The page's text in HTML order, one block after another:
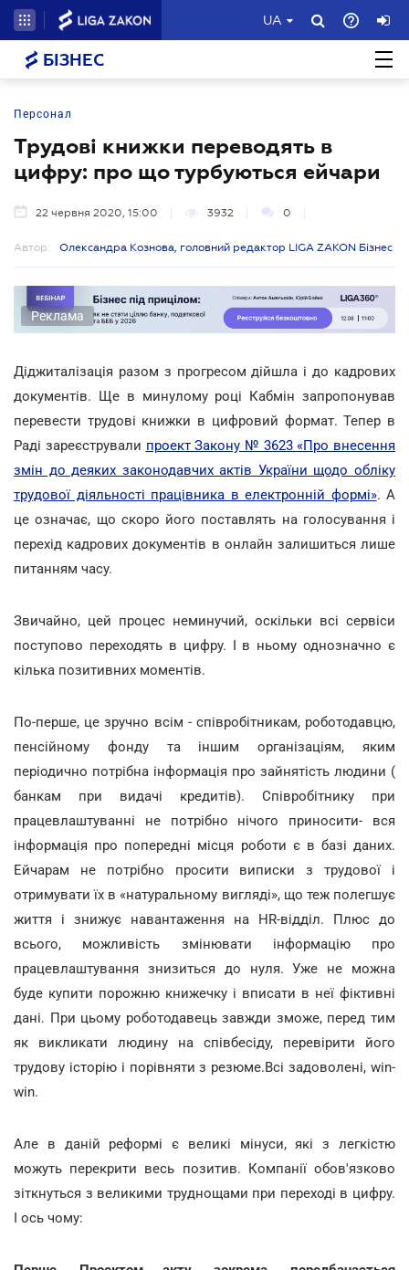
UA
БІЗНЕС
Персонал
Трудові книжки переводять в
цифру: про що турбуються ейчари
22 червня 2020, 15:00 3932 0
Автор: Олександра Кознова, головний редактор LIGA ZAKON Бізнес
Реклама
Діджиталізація разом з прогресом дійшла і до кадрових
документів. Ще в минулому році Кабмін запропонував
перевести трудові книжки в цифровий формат. Тепер в
Раді зареєстрували проект Закону № 3623 «Про внесення
змін до деяких законодавчих актів України щодо обліку
трудової діяльності працівника в електронній формі». А
це означає, що скоро його поставлять на голосування і
перехід кадрових документів в онлайн залишиться лише
питанням часу.
Звичайно, цей процес неминучий, оскільки всі сервіси
поступово переходять в цифру. І в ньому однозначно є
кілька позитивних моментів.
По-перше, це зручно всім - співробітникам, роботодавцю,
пенсійному фонду та іншим організаціям, яким
періодично потрібна інформація про зайнятість людини (
банкам при видачі кредитів). Співробітнику при
працевлаштуванні не потрібно нічого приносити- вся
інформація про попередні місця роботи є в базі даних.
Ейчарам не потрібно просити виписки з трудової і
отримувати їх в «натуральному вигляді», що теж полегшує
життя і знижує навантаження на HR-відділ. Плюс до
всього, можливість змінювати інформацію про
працевлаштування знизиться до нуля. Уже не можна
буде купити порожню книжечку і вписати в неї фіктивні
дані. При цьому роботодавець завжди зможе, перед тим
як викликати людину на співбесіду, перевірити його
трудову історію і порівняти з резюме.Всі задоволені, win-
win.
Але в даній реформі є великі мінуси, які з легкістю
можуть перекрити весь позитив. Компанії обов'язково
зіткнуться з великими труднощами при переході в цифру.
І ось чому: